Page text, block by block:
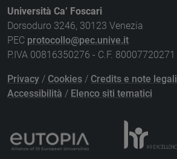
Università Ca’ Foscari
Dorsoduro 3246, 30123 Venezia
PEC protocollo@pec.unive.it
P.IVA 00816350276 - C.F. 80007720271
Privacy / Cookies / Credits e note legali
Accessibilità / Elenco siti tematici